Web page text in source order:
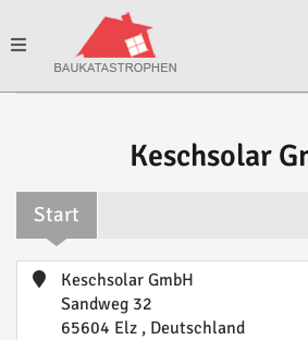
Toggle
Keschsolar
Start
Keschsolar GmbH
Sandweg 32
65604 Elz , Deutschland